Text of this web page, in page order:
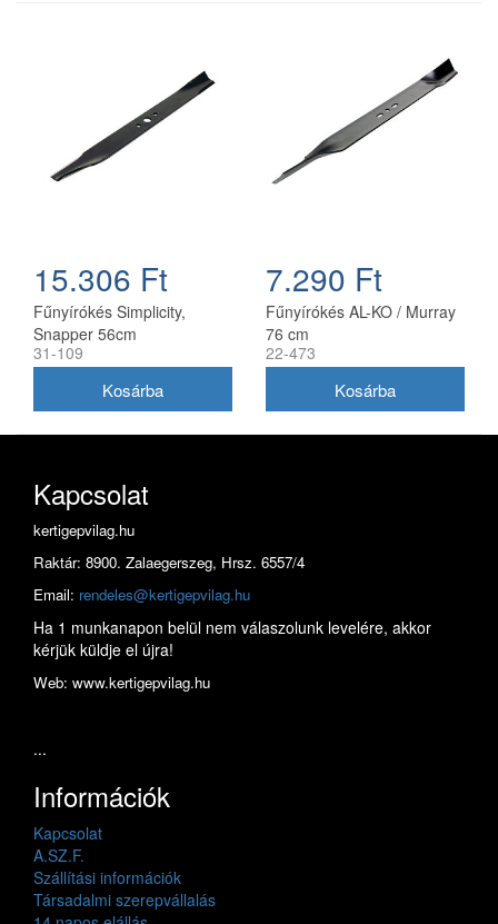
15.306 Ft
Fűnyírókés Simplicity,
Snapper 56cm
(1716695ASM)
31-109
7.290 Ft
Fűnyírókés AL-KO / Murray
76 cm
22-473
Kapcsolat
kertigepvilag.hu
Raktár: 8900. Zalaegerszeg, Hrsz. 6557/4
Email: rendeles@kertigepvilag.hu
Ha 1 munkanapon belül nem válaszolunk levelére, akkor
kérjük küldje el újra!
Web: www.kertigepvilag.hu
...
Információk
Kapcsolat
A.SZ.F.
Szállítási információk
Társadalmi szerepvállalás